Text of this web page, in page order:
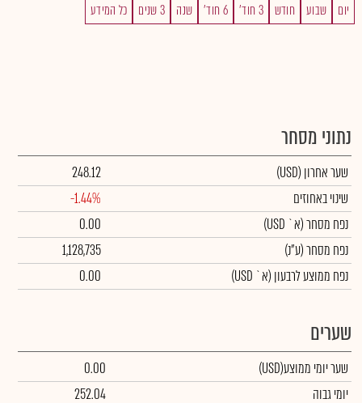
יום שבוע חודש 3 חוד' 6 חוד' שנה 3 שנים כל המידע
נתוני מסחר
שער אחרון (USD)
248.12
שינוי באחוזים
-1.44%
נפח מסחר(א` USD)
0.00
נפח מסחר(ע"נ)
1,128,735
נפח ממוצע לרבעון (א` USD)
0.00
שערים
שער יומי ממוצע(USD)
0.00
יומי גבוה
252.04